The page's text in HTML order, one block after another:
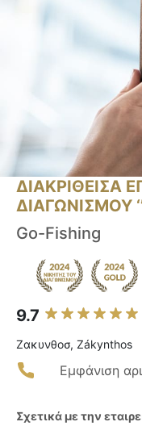
ΔΙΑΚΡΙΘΕΙΣΑ
ΔΙΑΓΩΝΙΣΜΟΥ
Go-Fishing
9.7
Ζακυνθοσ, Zákynthos
Εμφάνιση
Σχετικά με την